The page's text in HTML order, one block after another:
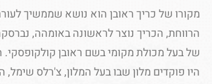
מקורו של כריך ראובן הוא נושא שממשיך
של בעל מכולת מקומי בשם ראובן
היו פוקדים מלון שבו בעל המלון, צ'רלס